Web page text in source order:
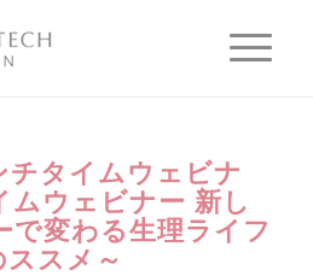
チタイムウェビナ
ムウェビナー 新し
で変わる生理ライフ
ススメ～